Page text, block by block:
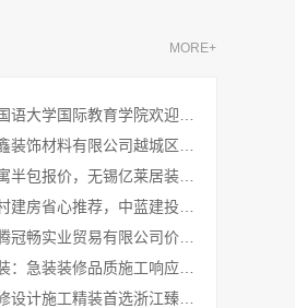
MORE+
新吴公寓半包报价，无锡亿莱居装饰工程材料有限公司
国内农村建房省心推荐，中蓝建投四川*分公司全包服务
湖北省腾冠畅实业贸易有限公司价格优货源正
同城快装：急装装修品质施工响应快口碑好
透明装修设计施工精装首选浙江臻美新型建材有限公司